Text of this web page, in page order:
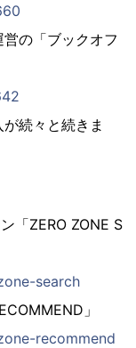
の「ブックオフ
続々と続きま
「ZERO ZONE S
search
」
recommend